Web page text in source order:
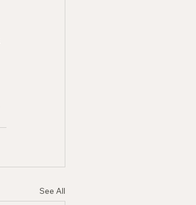
See All